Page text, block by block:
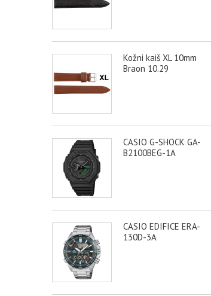
Kožni kaiš XL 10mm
Braon 10.29
CASIO G-SHOCK GA-
B2100BEG-1A
CASIO EDIFICE ERA-
130D-3A